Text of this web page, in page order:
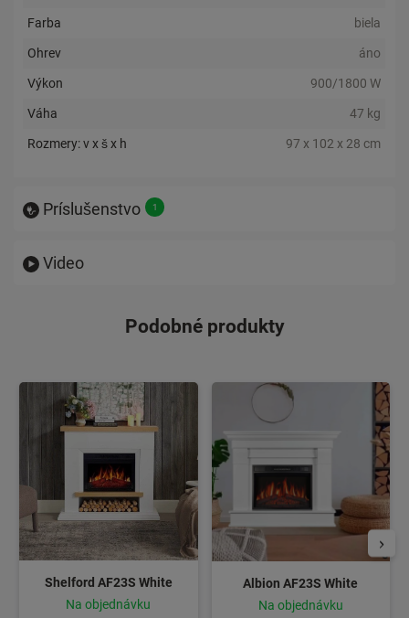
Farba biela
Ohrev áno
Výkon 900/1800 W
Váha 47 kg
Rozmery: v x š x h 97 x 102 x 28 cm
Príslušenstvo
Video
Podobné produkty
Shelford AF23S White
Na objednávku
Albion AF23S White
Na objednávku